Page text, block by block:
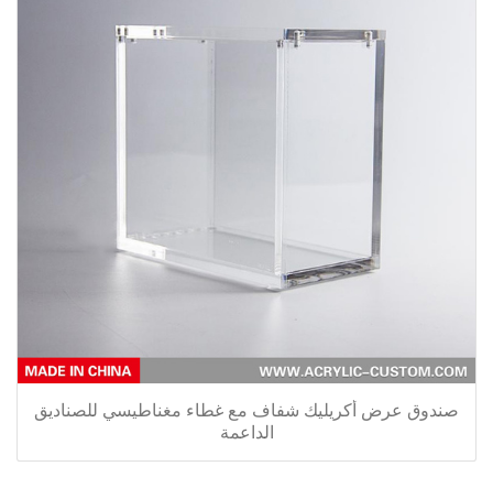
صندوق عرض أكريليك شفاف مع غطاء مغناطيسي للصناديق
الداعمة